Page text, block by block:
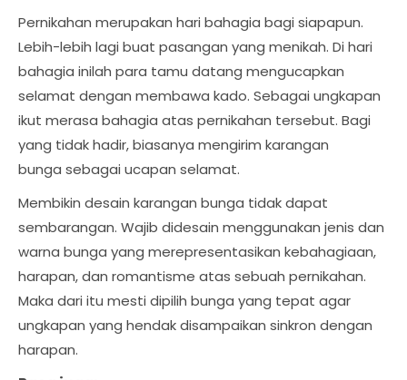
Pernikahan merupakan hari bahagia bagi siapapun.
Lebih-lebih lagi buat pasangan yang menikah. Di hari
bahagia inilah para tamu datang mengucapkan
selamat dengan membawa kado. Sebagai ungkapan
ikut merasa bahagia atas pernikahan tersebut. Bagi
yang tidak hadir, biasanya mengirim karangan
bunga sebagai ucapan selamat.
Membikin desain karangan bunga tidak dapat
sembarangan. Wajib didesain menggunakan jenis dan
warna bunga yang merepresentasikan kebahagiaan,
harapan, dan romantisme atas sebuah pernikahan.
Maka dari itu mesti dipilih bunga yang tepat agar
ungkapan yang hendak disampaikan sinkron dengan
harapan.